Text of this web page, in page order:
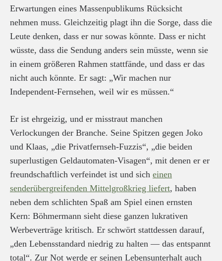
Erwartungen eines Massenpublikums Rücksicht
nehmen muss. Gleichzeitig plagt ihn die Sorge, dass die
Leute denken, dass er nur sowas könnte. Dass er nicht
wüsste, dass die Sendung anders sein müsste, wenn sie
in einem größeren Rahmen stattfände, und dass er das
nicht auch könnte. Er sagt: „Wir machen nur
Independent-Fernsehen, weil wir es müssen.“
Er ist ehrgeizig, und er misstraut manchen
Verlockungen der Branche. Seine Spitzen gegen Joko
und Klaas, „die Privatfernseh-Fuzzis“, „die beiden
superlustigen Geldautomaten-Visagen“, mit denen er er
freundschaftlich verfeindet ist und sich einen
senderübergreifenden Mittelgroßkrieg liefert, haben
neben dem schlichten Spaß am Spiel einen ernsten
Kern: Böhmermann sieht diese ganzen lukrativen
Werbeverträge kritisch. Er schwört stattdessen darauf,
„den Lebensstandard niedrig zu halten — das entspannt
total“. Zur Not werde er seinen Lebensunterhalt auch